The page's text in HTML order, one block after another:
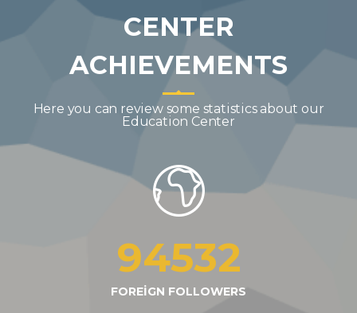
CENTER
ACHIEVEMENTS
Here you can review some statistics about our
Education Center
94532
FOREIGN FOLLOWERS